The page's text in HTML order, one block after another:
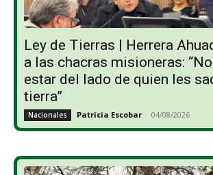
Ley de Tierras | Herrera
a las chacras misioneras:
estar del lado de quien les
tierra”
Nacionales Patricia Escobar - 04/08/2026